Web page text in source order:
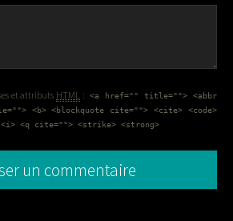
et attributs HTML :
<a href="" title=""> <abbr
<b> <blockquote cite=""> <cite> <code>
<i> <q cite=""> <strike> <strong>